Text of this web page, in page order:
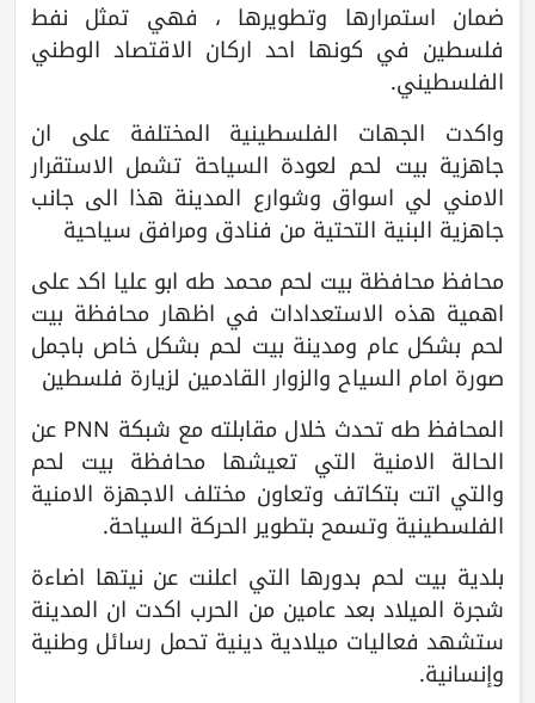
ضمان استمرارها وتطويرها ، فهي تمثل نفط
فلسطين في كونها احد اركان الاقتصاد الوطني
الفلسطيني.
واكدت الجهات الفلسطينية المختلفة على ان
جاهزية بيت لحم لعودة السياحة تشمل الاستقرار
الامني لي اسواق وشوارع المدينة هذا الى جانب
جاهزية البنية التحتية من فنادق ومرافق سياحية
محافظ محافظة بيت لحم محمد طه ابو عليا اكد على
اهمية هذه الاستعدادات في اظهار محافظة بيت
لحم بشكل عام ومدينة بيت لحم بشكل خاص باجمل
صورة امام السياح والزوار القادمين لزيارة فلسطين
المحافظ طه تحدث خلال مقابلته مع شبكة PNN عن
الحالة الامنية التي تعيشها محافظة بيت لحم
والتي اتت بتكاتف وتعاون مختلف الاجهزة الامنية
الفلسطينية وتسمح بتطوير الحركة السياحة.
بلدية بيت لحم بدورها التي اعلنت عن نيتها اضاءة
شجرة الميلاد بعد عامين من الحرب اكدت ان المدينة
ستشهد فعاليات ميلادية دينية تحمل رسائل وطنية
وإنسانية.